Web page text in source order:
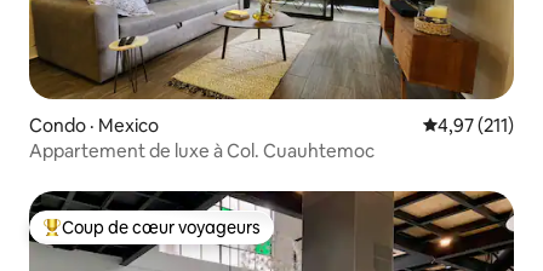
Condo · Mexico Note
4,97 (211)
Appartement de luxe à Col. Cuauhtemoc
Coup de cœur voyageurs parmi les plus aimés
Coup de cœur voyageurs